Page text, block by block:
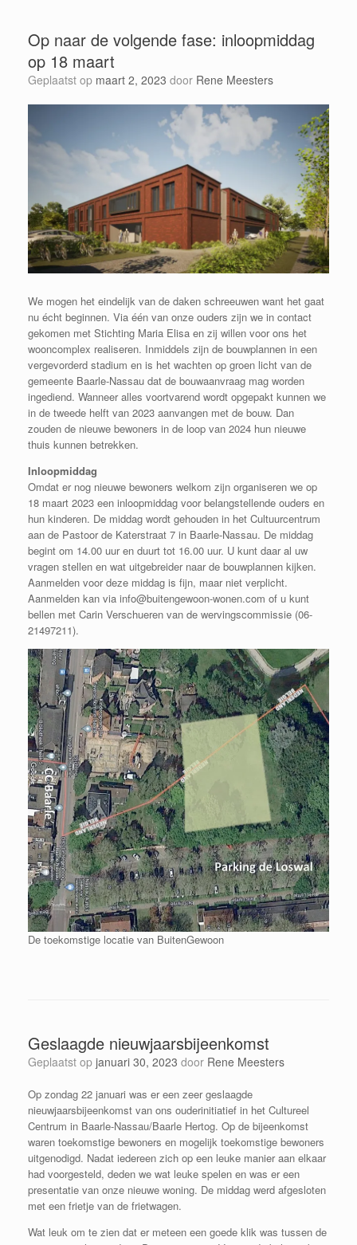
Op naar de volgende fase: inloopmiddag
op 18 maart
Geplaatst op maart 2, 2023 door Rene Meesters
We mogen het eindelijk van de daken schreeuwen want het gaat
nu écht beginnen. Via één van onze ouders zijn we in contact
gekomen met Stichting Maria Elisa en zij willen voor ons het
wooncomplex realiseren. Inmiddels zijn de bouwplannen in een
vergevorderd stadium en is het wachten op groen licht van de
gemeente Baarle-Nassau dat de bouwaanvraag mag worden
ingediend. Wanneer alles voortvarend wordt opgepakt kunnen we
in de tweede helft van 2023 aanvangen met de bouw. Dan
zouden de nieuwe bewoners in de loop van 2024 hun nieuwe
thuis kunnen betrekken.
Inloopmiddag
Omdat er nog nieuwe bewoners welkom zijn organiseren we op
18 maart 2023 een inloopmiddag voor belangstellende ouders en
hun kinderen. De middag wordt gehouden in het Cultuurcentrum
aan de Pastoor de Katerstraat 7 in Baarle-Nassau. De middag
begint om 14.00 uur en duurt tot 16.00 uur. U kunt daar al uw
vragen stellen en wat uitgebreider naar de bouwplannen kijken.
Aanmelden voor deze middag is fijn, maar niet verplicht.
Aanmelden kan via info@buitengewoon-wonen.com of u kunt
bellen met Carin Verschueren van de wervingscommissie (06-
21497211).
De toekomstige locatie van BuitenGewoon
Geslaagde nieuwjaarsbijeenkomst
Geplaatst op januari 30, 2023 door Rene Meesters
Op zondag 22 januari was er een zeer geslaagde
nieuwjaarsbijeenkomst van ons ouderinitiatief in het Cultureel
Centrum in Baarle-Nassau/Baarle Hertog. Op de bijeenkomst
waren toekomstige bewoners en mogelijk toekomstige bewoners
uitgenodigd. Nadat iedereen zich op een leuke manier aan elkaar
had voorgesteld, deden we wat leuke spelen en was er een
presentatie van onze nieuwe woning. De middag werd afgesloten
met een frietje van de frietwagen.
Wat leuk om te zien dat er meteen een goede klik was tussen de